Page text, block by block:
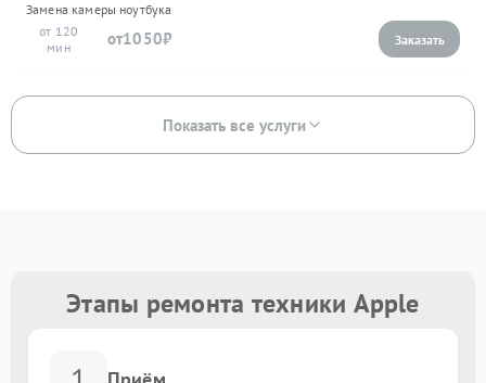
Замена камеры ноутбука
120
1050
Показать все услуги
Этапы ремонта техники Apple